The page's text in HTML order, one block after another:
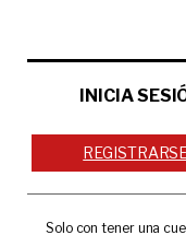
INICIA
Solo con tener una